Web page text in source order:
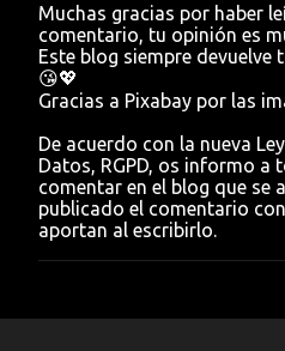
P
u
b
l
i
a
r
u
n
c
o
n
Muchas gracias por haber
comentario, tu opinión es
Este blog siempre
😘💖
Gracias a Pixabay por las
De acuerdo con la nueva
Datos, RGPD, os informo a
comentar en el blog que se
publicado el comentario
aportan al escribirlo.